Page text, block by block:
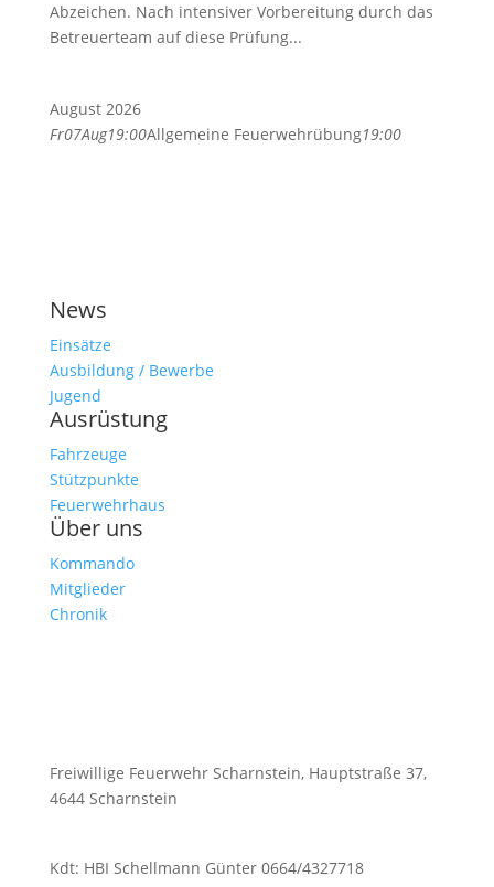
Abzeichen. Nach intensiver Vorbereitung durch das
Betreuerteam auf diese Prüfung...
August 2026
Fr07Aug19:00Allgemeine Feuerwehrübung19:00
News
Einsätze
Ausbildung / Bewerbe
Jugend
Ausrüstung
Fahrzeuge
Stützpunkte
Feuerwehrhaus
Über uns
Kommando
Mitglieder
Chronik
Freiwillige Feuerwehr Scharnstein, Hauptstraße 37,
4644 Scharnstein
Kdt: HBI Schellmann Günter 0664/4327718